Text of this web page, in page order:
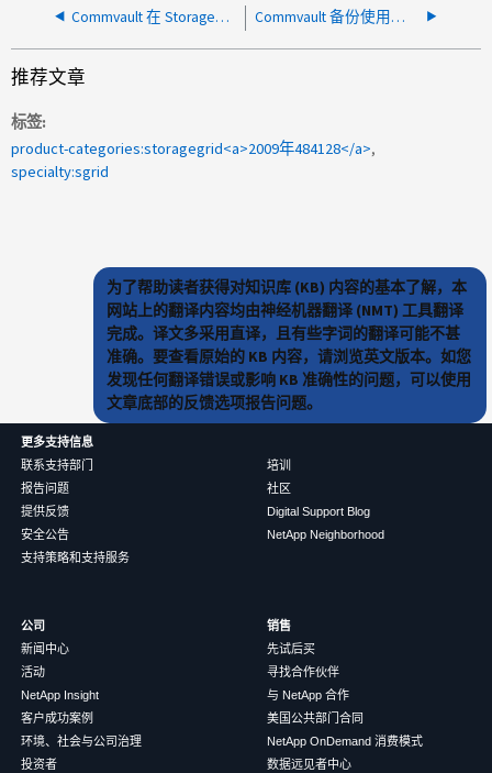
Commvault 在 StorageGRID 存储桶上执行备份时报告间歇性 CURL 28 超时错误 Commvault 备份使用默认存储桶一致性级别失败
推荐文章
标签
product-categories:storagegrid<a>2009年484128</a>
specialty:sgrid
为了帮助读者获得对知识库 (KB) 内容的基本了解，本
网站上的翻译内容均由神经机器翻译 (NMT) 工具翻译
完成。译文多采用直译，且有些字词的翻译可能不甚
准确。要查看原始的 KB 内容，请浏览英文版本。如您
发现任何翻译错误或影响 KB 准确性的问题，可以使用
文章底部的反馈选项报告问题。
更多支持信息
联系支持部门
报告问题
提供反馈
安全公告
支持策略和支持服务
培训
社区
Digital Support Blog
NetApp Neighborhood
公司
新闻中心
活动
NetApp Insight
客户成功案例
环境、社会与公司治理
投资者
销售
先试后买
寻找合作伙伴
与 NetApp 合作
美国公共部门合同
NetApp OnDemand 消费模式
数据远见者中心